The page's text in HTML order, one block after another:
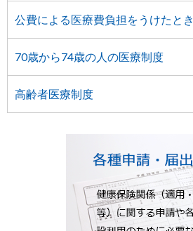
公費による医療費負担をうけたとき
70歳から74歳の人の医療制度
高齢者医療制度